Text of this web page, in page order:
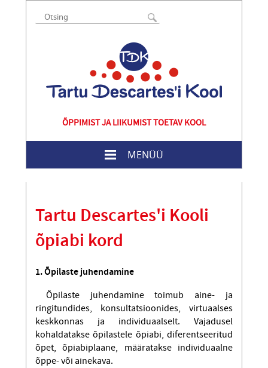
ÕPPIMIST JA LIIKUMIST TOETAV KOOL
MENÜÜ
Tartu Descartes'i Kooli
õpiabi kord
1. Õpilaste juhendamine
Õpilaste juhendamine toimub aine- ja
ringitundides, konsultatsioonides, virtuaalses
keskkonnas ja individuaalselt. Vajadusel
kohaldatakse õpilastele õpiabi, diferentseeritud
õpet, õpiabiplaane, määratakse individuaalne
õppe- või ainekava.